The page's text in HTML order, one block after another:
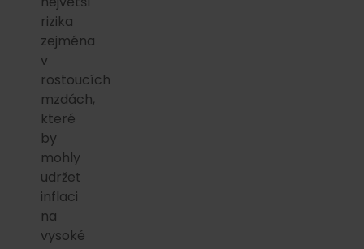
rizika
zejména
v
rostoucích
mzdách,
které
by
mohly
udržet
inflaci
na
vysoké